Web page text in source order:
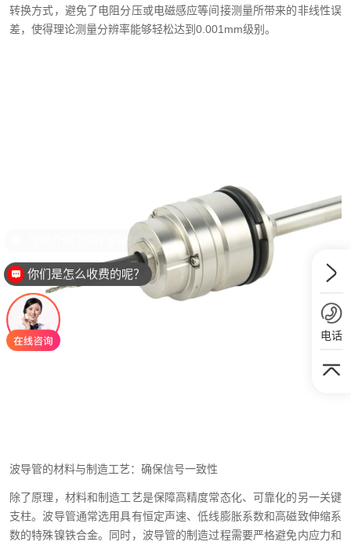
转换方式，避免了电阻分压或电磁感应等间接测量所带来的非线性误
差，使得理论测量分辨率能够轻松达到0.001mm级别。
波导管的材料与制造工艺：确保信号一致性
除了原理，材料和制造工艺是保障高精度常态化、可靠化的另一关键
支柱。波导管通常选用具有恒定声速、低线膨胀系数和高磁致伸缩系
数的特殊镍铁合金。同时，波导管的制造过程需要严格避免内应力和
电话
你们是怎么收费的呢？